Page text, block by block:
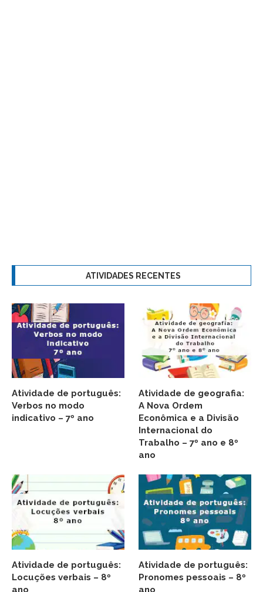
ATIVIDADES RECENTES
Atividade de português:
Verbos no modo
indicativo – 7º ano
Atividade de geografia:
A Nova Ordem
Econômica e a Divisão
Internacional do
Trabalho – 7º ano e 8º
ano
Atividade de português:
Locuções verbais – 8º
ano
Atividade de português:
Pronomes pessoais – 8º
ano